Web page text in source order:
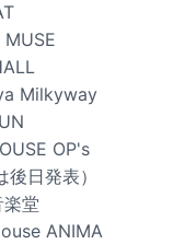
Milkyway
OP's
日発表）
堂
ANIMA